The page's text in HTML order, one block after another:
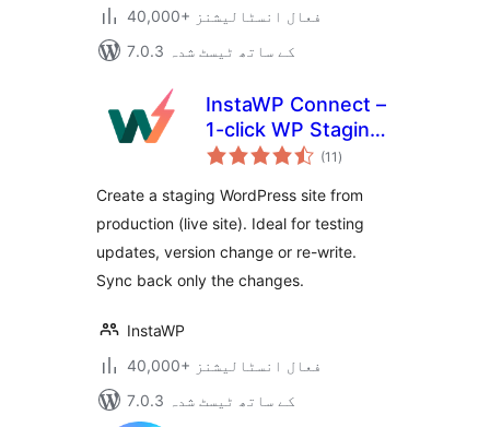
40,000+ فعال انسٹالیشنز
7.0.3 کے ساتھ ٹیسٹ شدہ
InstaWP Connect –
1-click WP Staging
& Migration (11 مجموعی
درجہ
)
Create a staging WordPress site from
production (live site). Ideal for testing
updates, version change or re-write.
Sync back only the changes.
InstaWP
40,000+ فعال انسٹالیشنز
7.0.3 کے ساتھ ٹیسٹ شدہ